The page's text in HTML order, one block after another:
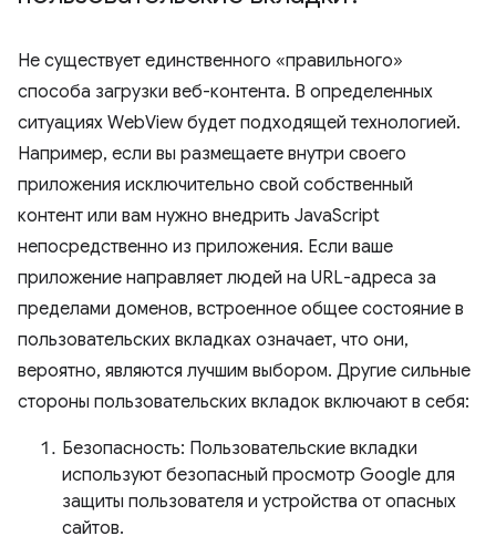
Не существует единственного «правильного»
способа загрузки веб-контента. В определенных
ситуациях WebView будет подходящей технологией.
Например, если вы размещаете внутри своего
приложения исключительно свой собственный
контент или вам нужно внедрить JavaScript
непосредственно из приложения. Если ваше
приложение направляет людей на URL-адреса за
пределами доменов, встроенное общее состояние в
пользовательских вкладках означает, что они,
вероятно, являются лучшим выбором. Другие сильные
стороны пользовательских вкладок включают в себя:
Безопасность: Пользовательские вкладки
используют безопасный просмотр Google для
защиты пользователя и устройства от опасных
сайтов.